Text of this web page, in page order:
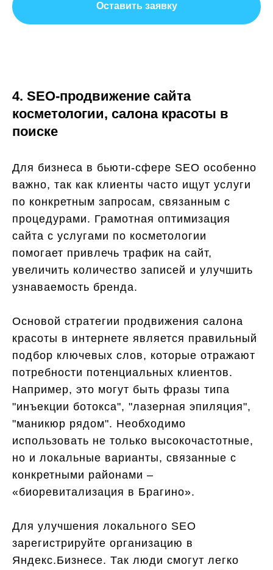
Оставить заявку
4. SEO-продвижение сайта
косметологии, салона красоты в
поиске
Для бизнеса в бьюти-сфере SEO особенно
важно, так как клиенты часто ищут услуги
по конкретным запросам, связанным с
процедурами. Грамотная оптимизация
сайта с услугами по косметологии
помогает привлечь трафик на сайт,
увеличить количество записей и улучшить
узнаваемость бренда.
Основой стратегии продвижения салона
красоты в интернете является правильный
подбор ключевых слов, которые отражают
потребности потенциальных клиентов.
Например, это могут быть фразы типа
"инъекции ботокса", "лазерная эпиляция",
"маникюр рядом". Необходимо
использовать не только высокочастотные,
но и локальные варианты, связанные с
конкретными районами –
«биоревитализация в Брагино».
Для улучшения локального SEO
зарегистрируйте организацию в
Яндекс.Бизнесе. Так люди смогут легко